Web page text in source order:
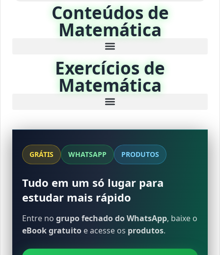
Conteúdos de
Matemática
Exercícios de
Matemática
GRÁTIS WHATSAPP PRODUTOS
Tudo em um só lugar para
estudar mais rápido
Entre no grupo fechado do WhatsApp, baixe o
eBook gratuito e acesse os produtos.